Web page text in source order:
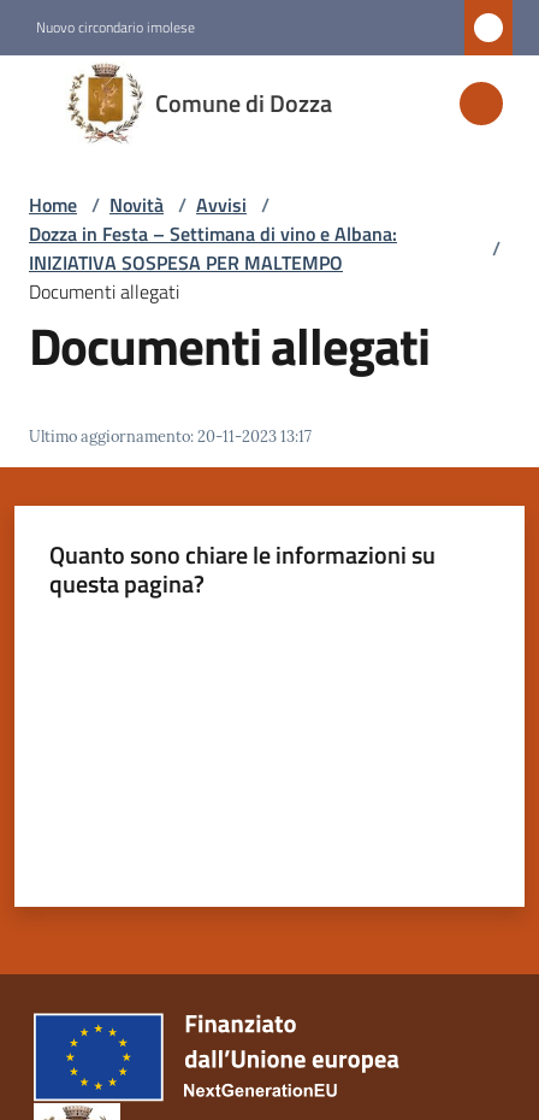
Nuovo circondario imolese
Comune di Dozza
Comune
di
Dozza
Amministrazione
Novità
Menu selezionato
Dozza
su
Home / Novità / Avvisi /
Dozza in Festa – Settimana di vino e Albana:
INIZIATIVA SOSPESA PER MALTEMPO
/
Documenti allegati
Documenti allegati
Ultimo aggiornamento:20-11-2023 13:17
Quanto sono chiare le informazioni su
questa pagina?